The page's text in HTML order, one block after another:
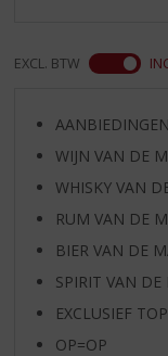
EXCL. BTW
AANBIEDINGEN
WIJN VAN DE
WHISKY VAN
RUM VAN DE
BIER VAN DE
SPIRIT VAN
EXCLUSIEF
OP=OP